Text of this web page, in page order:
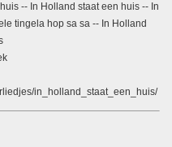
-- In Holland staat een huis -- In
tingela hop sa sa -- In Holland
in_holland_staat_een_huis/